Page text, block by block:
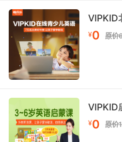
VIPKID
¥0 原价
VIPKID
¥0 原价